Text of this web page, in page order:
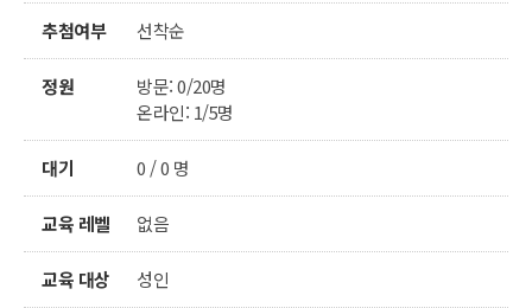
추첨여부 선착순
정원
방문: 0/20명
온라인: 1/5명
대기 0 / 0 명
교육 레벨 없음
교육 대상 성인